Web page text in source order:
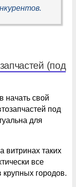
(под
начать свой
под
для
витринах таких
все
крупных городов.